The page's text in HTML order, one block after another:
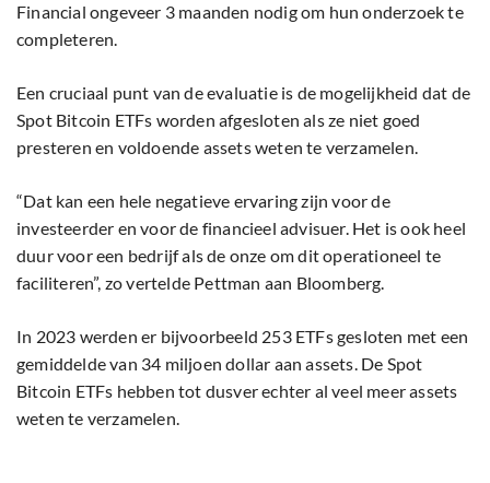
Financial ongeveer 3 maanden nodig om hun onderzoek te
completeren.
Een cruciaal punt van de evaluatie is de mogelijkheid dat de
Spot Bitcoin ETFs worden afgesloten als ze niet goed
presteren en voldoende assets weten te verzamelen.
“Dat kan een hele negatieve ervaring zijn voor de
investeerder en voor de financieel advisuer. Het is ook heel
duur voor een bedrijf als de onze om dit operationeel te
faciliteren”, zo vertelde Pettman aan Bloomberg.
In 2023 werden er bijvoorbeeld 253 ETFs gesloten met een
gemiddelde van 34 miljoen dollar aan assets. De Spot
Bitcoin ETFs hebben tot dusver echter al veel meer assets
weten te verzamelen.